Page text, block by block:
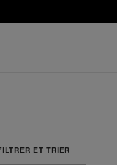
ET TRIER